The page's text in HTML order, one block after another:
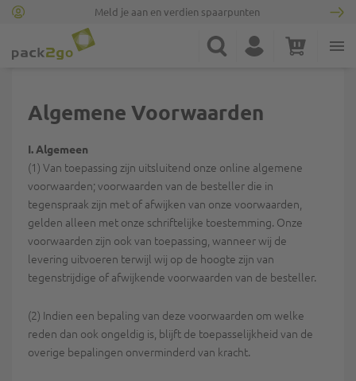
Meld je aan en verdien spaarpunten
Ga naar homepagina
Zoek Account Winkelwagen
Algemene Voorwaarden
I. Algemeen
(1) Van toepassing zijn uitsluitend onze online algemene
voorwaarden; voorwaarden van de besteller die in
tegenspraak zijn met of afwijken van onze voorwaarden,
gelden alleen met onze schriftelijke toestemming. Onze
voorwaarden zijn ook van toepassing, wanneer wij de
levering uitvoeren terwijl wij op de hoogte zijn van
tegenstrijdige of afwijkende voorwaarden van de besteller.
(2) Indien een bepaling van deze voorwaarden om welke
reden dan ook ongeldig is, blijft de toepasselijkheid van de
overige bepalingen onverminderd van kracht.